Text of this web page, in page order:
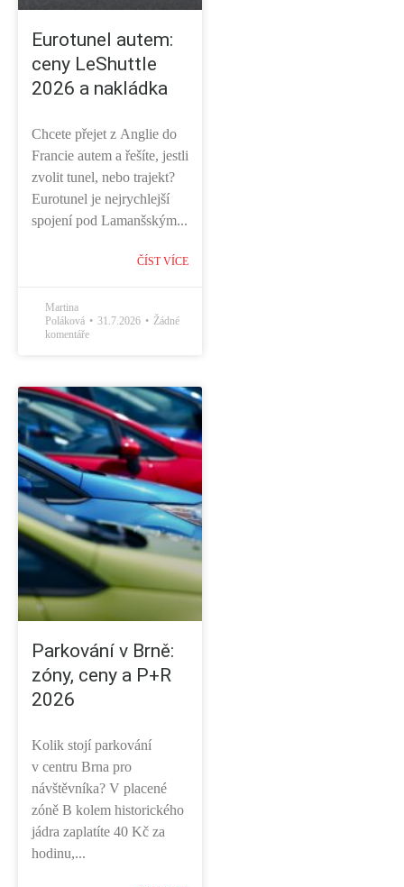
Eurotunel autem:
ceny LeShuttle
2026 a nakládka
Chcete přejet z Anglie do
Francie autem a řešíte, jestli
zvolit tunel, nebo trajekt?
Eurotunel je nejrychlejší
spojení pod Lamanšským...
ČÍST VÍCE
Martina
Poláková
31.7.2026
Žádné
komentáře
Parkování v Brně:
zóny, ceny a P+R
2026
Kolik stojí parkování
v centru Brna pro
návštěvníka? V placené
zóně B kolem historického
jádra zaplatíte 40 Kč za
hodinu,...